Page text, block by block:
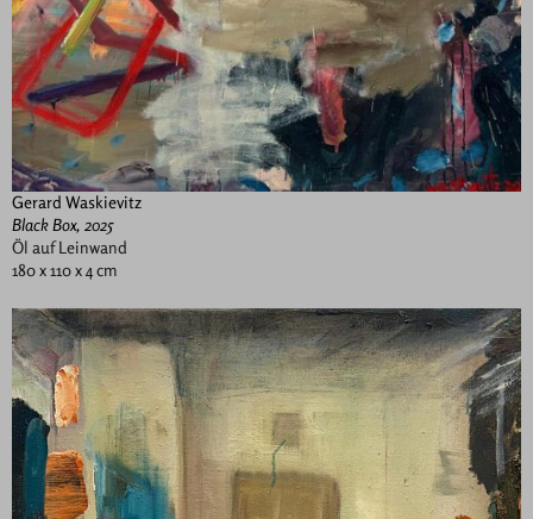
Gerard Waskievitz
Black Box, 2025
Öl auf Leinwand
180 x 110 x 4 cm